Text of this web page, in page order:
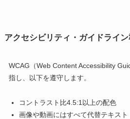
アクセシビリティ・ガイドライ
WCAG（Web Content Accessibility
指し、以下を遵守します。
コントラスト比4.5:1以上の配色
画像や動画にはすべて代替テキスト